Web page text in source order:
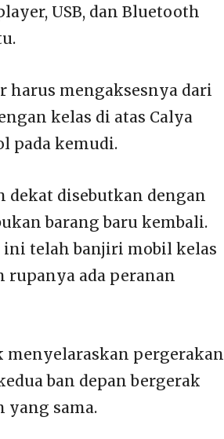
USB, dan Bluetooth
harus mengaksesnya dari
kelas di atas Calya
pada kemudi.
disebutkan dengan
barang baru kembali.
telah banjiri mobil kelas
rupanya ada peranan
menyelaraskan pergerakan
ban depan bergerak
yang sama.